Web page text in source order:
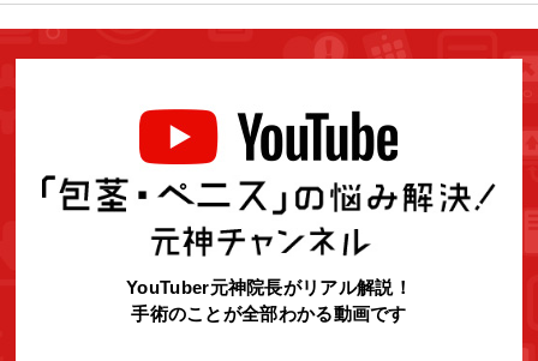
YouTuber元神院長がリアル解説！
手術のことが全部わかる動画です